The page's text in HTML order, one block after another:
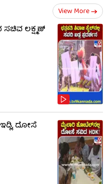
View More
ಸಚಿವ ಲಕ್ಷ್ಮಣ್
ದೋಸೆ